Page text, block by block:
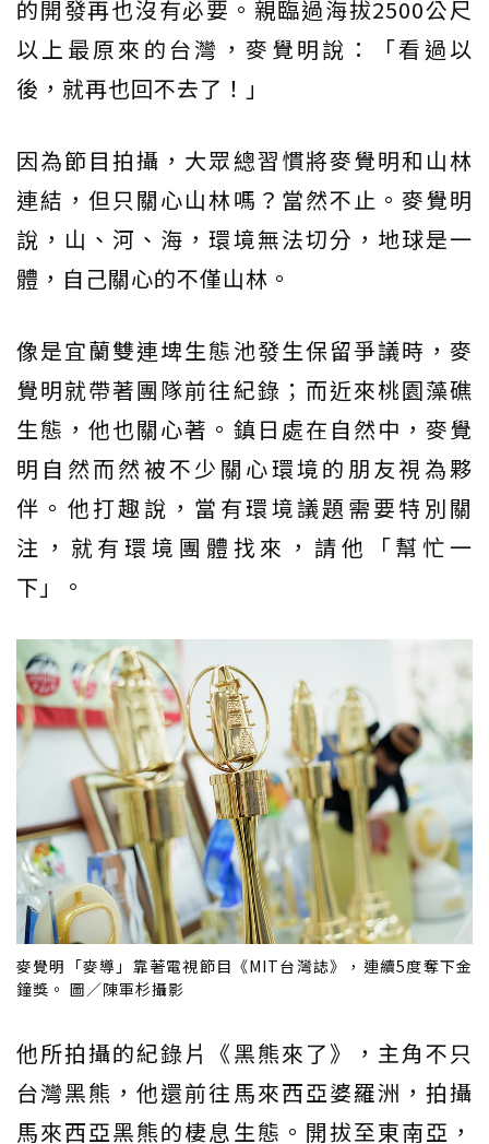
的開發再也沒有必要。親臨過海拔2500公尺
以上最原來的台灣，麥覺明說：「看過以
後，就再也回不去了！」
因為節目拍攝，大眾總習慣將麥覺明和山林
連結，但只關心山林嗎？當然不止。麥覺明
說，山、河、海，環境無法切分，地球是一
體，自己關心的不僅山林。
像是宜蘭雙連埤生態池發生保留爭議時，麥
覺明就帶著團隊前往紀錄；而近來桃園藻礁
生態，他也關心著。鎮日處在自然中，麥覺
明自然而然被不少關心環境的朋友視為夥
伴。他打趣說，當有環境議題需要特別關
注，就有環境團體找來，請他「幫忙一
下」。
麥覺明「麥導」靠著電視節目《MIT台灣誌》，連續5度奪下金
鐘獎。 圖／陳軍杉攝影
他所拍攝的紀錄片《黑熊來了》，主角不只
台灣黑熊，他還前往馬來西亞婆羅洲，拍攝
馬來西亞黑熊的棲息生態。開拔至東南亞，